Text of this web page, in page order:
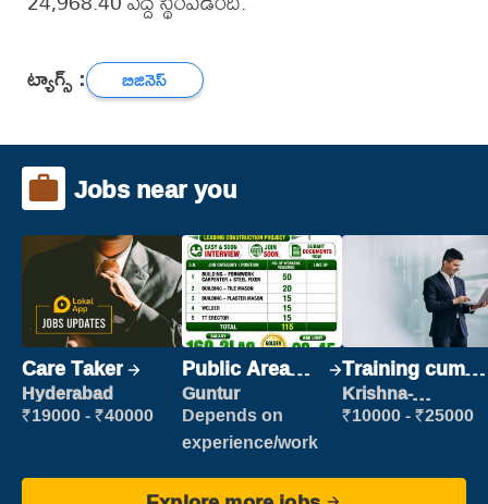
ట్యాగ్స్ : బిజినెస్
Jobs near you
Care Taker
Hyderabad
₹19000 - ₹40000
Public Area
Cleaner
Guntur
Depends on
experience/work
Training cum
Placement
Krishna-
vijayawada
₹10000 - ₹25000